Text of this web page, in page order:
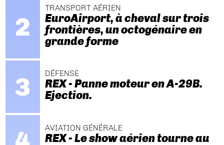
TRANSPORT AÉRIEN
EuroAirport, à cheval sur trois
frontières, un octogénaire en
grande forme
DÉFENSE
REX - Panne moteur en A-29B.
Ejection.
AVIATION GÉNÉRALE
REX - Le show aérien tourne au